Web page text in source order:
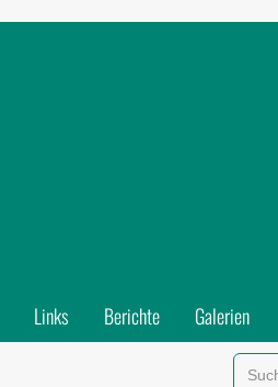
Links Berichte Galerien
Suchen